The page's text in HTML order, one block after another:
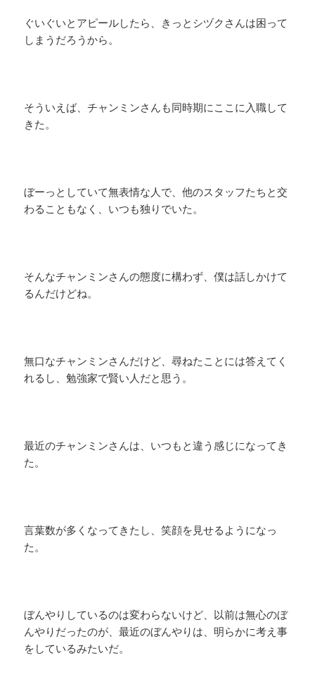
ぐいぐいとアピールしたら、きっとシヅクさんは困って
しまうだろうから。
そういえば、チャンミンさんも同時期にここに入職して
きた。
ぼーっとしていて無表情な人で、他のスタッフたちと交
わることもなく、いつも独りでいた。
そんなチャンミンさんの態度に構わず、僕は話しかけて
るんだけどね。
無口なチャンミンさんだけど、尋ねたことには答えてく
れるし、勉強家で賢い人だと思う。
最近のチャンミンさんは、いつもと違う感じになってき
た。
言葉数が多くなってきたし、笑顔を見せるようになっ
た。
ぼんやりしているのは変わらないけど、以前は無心のぼ
んやりだったのが、最近のぼんやりは、明らかに考え事
をしているみたいだ。